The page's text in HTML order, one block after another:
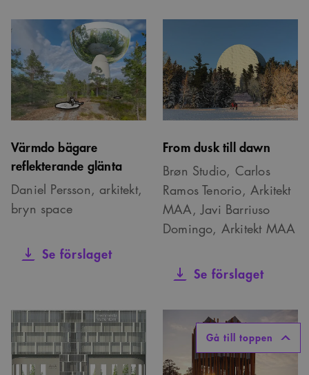
Gå till toppen
Värmdo bägare
reflekterande glänta
Daniel Persson, arkitekt,
bryn space
Se förslaget
From dusk till dawn
Brøn Studio, Carlos
Ramos Tenorio, Arkitekt
MAA, Javi Barriuso
Domingo, Arkitekt MAA
Se förslaget